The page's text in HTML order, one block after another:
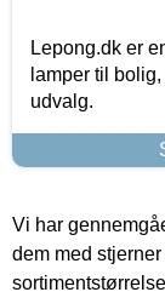
Lepong.dk er
lamper til
udvalg.
Vi har
dem med